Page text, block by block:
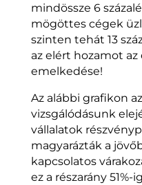
mindössze 6
mögöttes cégek
szinten tehát 13
az elért hozamot
emelkedése!
Az alábbi grafikon
vizsgálódásunk
vállalatok
magyarázták a
kapcsolatos
ez a részarány